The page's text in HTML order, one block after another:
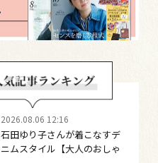
2026.08.06 12:16
石田ゆり子さんが着こなすデ
ニムスタイル【大人のおしゃ